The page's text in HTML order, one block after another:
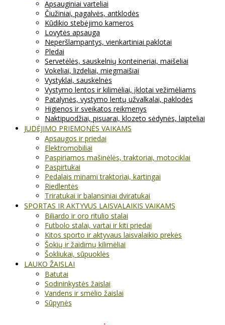
Apsauginiai varteliai
Čiužiniai, pagalvės, antklodės
Kūdikio stebėjimo kameros
Lovytės apsauga
Neperšlampantys, vienkartiniai paklotai
Pledai
Servetėlės, sauskelnių konteineriai, maišeliai
Vokeliai, lizdeliai, miegmaišiai
Vystyklai, sauskelnės
Vystymo lentos ir kilimėliai, įklotai vežimėliams
Patalynės, vystymo lentų užvalkalai, paklodės
Higienos ir sveikatos reikmenys
Naktipuodžiai, pisuarai, klozeto sėdynės, laipteliai
JUDĖJIMO PRIEMONĖS VAIKAMS
Apsaugos ir priedai
Elektromobiliai
Paspiriamos mašinėlės, traktoriai, motociklai
Paspirtukai
Pedalais minami traktoriai, kartingai
Riedlentės
Triratukai ir balansiniai dviratukai
SPORTAS IR AKTYVUS LAISVALAIKIS VAIKAMS
Biliardo ir oro ritulio stalai
Futbolo stalai, vartai ir kiti priedai
Kitos sporto ir aktyvaus laisvalaikio prekės
Šokių ir žaidimų kilimėliai
Šokliukai, sūpuoklės
LAUKO ŽAISLAI
Batutai
Sodininkystės žaislai
Vandens ir smėlio žaislai
Sūpynės